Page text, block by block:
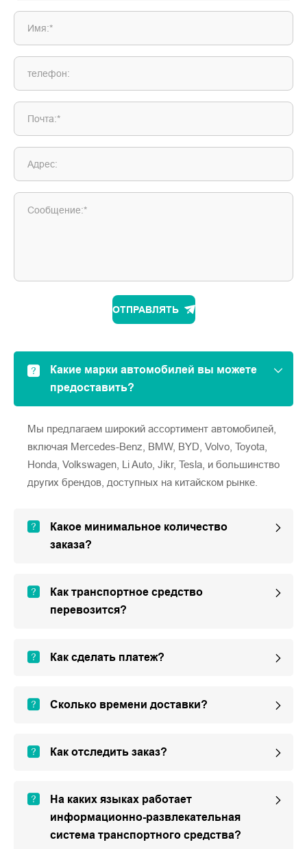
Имя:*
телефон:
Почта:*
Адрес:
Сообщение:*
ОТПРАВЛЯТЬ
Какие марки автомобилей вы можете
предоставить?
Мы предлагаем широкий ассортимент автомобилей,
включая Mercedes-Benz, BMW, BYD, Volvo, Toyota,
Honda, Volkswagen, Li Auto, Jikr, Tesla, и большинство
других брендов, доступных на китайском рынке.
Какое минимальное количество
заказа?
Как транспортное средство
перевозится?
Как сделать платеж?
Сколько времени доставки?
Как отследить заказ?
На каких языках работает
информационно-развлекательная
система транспортного средства?